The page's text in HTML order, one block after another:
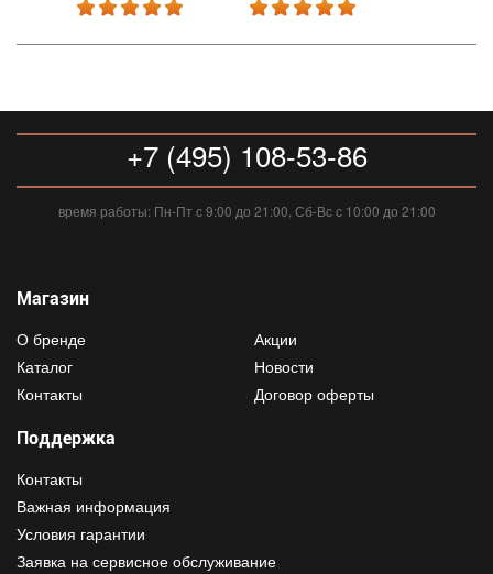
+7 (495) 108-53-86
время работы: Пн-Пт с 9:00 до 21:00, Сб-Вс с 10:00 до 21:00
Магазин
О бренде
Каталог
Контакты
Акции
Новости
Договор оферты
Поддержка
Контакты
Важная информация
Условия гарантии
Заявка на сервисное обслуживание